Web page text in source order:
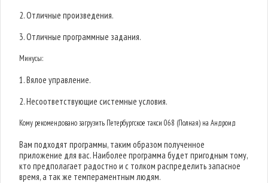
2. Отличные произведения.
3. Отличные программные задания.
Минусы:
1. Вялое управление.
2. Несоответствующие системные условия.
Кому рекомендовано загрузить Петербургское такси 068 (Полная) на Андроид
Вам подходят программы, таким образом полученное
приложение для вас. Наиболее программа будет пригодным тому,
кто предполагает радостно и с толком распределить запасное
время, а так же темпераментным людям.